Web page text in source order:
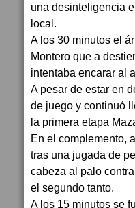
una desinteligencia
local.
A los 30 minutos el
Montero que a
intentaba encarar al
A pesar de estar en
de juego y continuó
la primera etapa
En el complemento,
tras una jugada de
cabeza al palo
el segundo tanto.
A los 15 minutos se